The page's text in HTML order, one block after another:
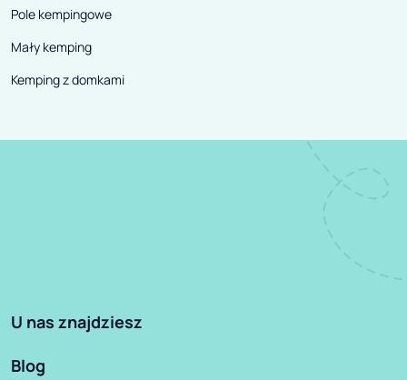
Pole kempingowe
Mały kemping
Kemping z domkami
U nas znajdziesz
Blog